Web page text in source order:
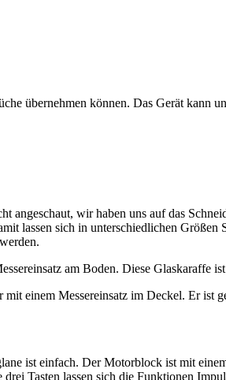
übernehmen können. Das Gerät kann
angeschaut, wir haben uns auf das
lassen sich in unterschiedlichen
am Boden. Diese Glaskaraffe
einem Messereinsatz im Deckel. Er ist
ist einfach. Der Motorblock ist mit
Tasten lassen sich die Funktionen